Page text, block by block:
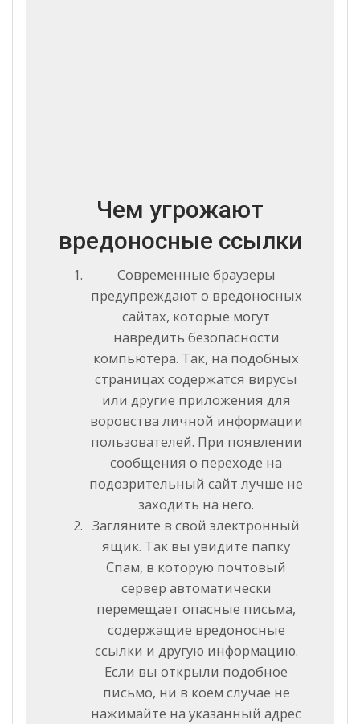
Чем угрожают
вредоносные ссылки
Современные браузеры
предупреждают о вредоносных
сайтах, которые могут
навредить безопасности
компьютера. Так, на подобных
страницах содержатся вирусы
или другие приложения для
воровства личной информации
пользователей. При появлении
сообщения о переходе на
подозрительный сайт лучше не
заходить на него.
Загляните в свой электронный
ящик. Так вы увидите папку
Спам, в которую почтовый
сервер автоматически
перемещает опасные письма,
содержащие вредоносные
ссылки и другую информацию.
Если вы открыли подобное
письмо, ни в коем случае не
нажимайте на указанный адрес